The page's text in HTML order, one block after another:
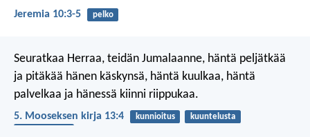
Jeremia 10:3-5 pelko
Seuratkaa Herraa, teidän Jumalaanne, häntä peljätkää
ja pitäkää hänen käskynsä, häntä kuulkaa, häntä
palvelkaa ja hänessä kiinni riippukaa.
5. Mooseksen kirja 13:4 kunnioitus
kuuntelusta